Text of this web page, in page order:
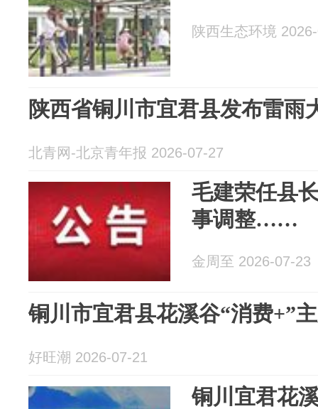
陕西生态环境
陕西省铜川市宜君县发布雷雨
北青网-北京青年报 2026-07-27
毛建荣任县
事调整……
金周至 2026-07-23
铜川市宜君县花溪谷“消费+”
好旺潮 2026-07-21
铜川宜君花